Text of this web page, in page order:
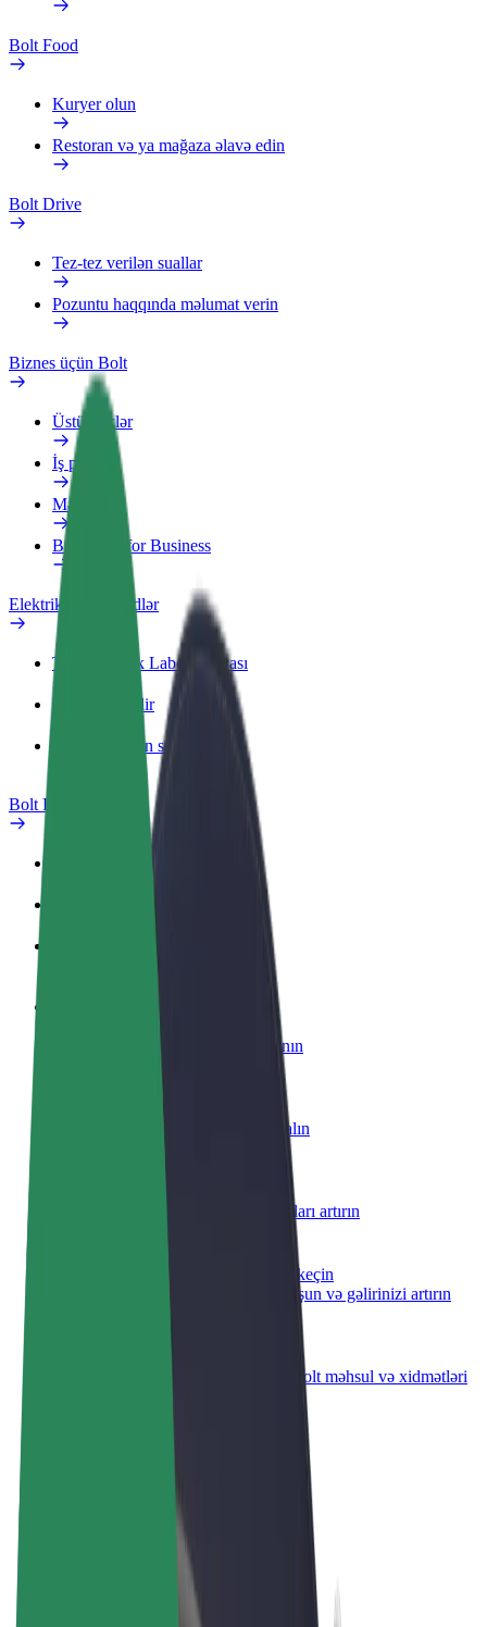
Bolt Food
Kuryer olun
Restoran və ya mağaza əlavə edin
Bolt Drive
Tez-tez verilən suallar
Pozuntu haqqında məlumat verin
Biznes üçün Bolt
Üstünlüklər
İş profili
Məhsullar
Bolt Food for Business
Elektrikli velosipedlər
Təhlükəsizlik Laboratoriyası
Problemi bildir
Tez-tez verilən suallar
Bolt Plus
Öz şərtlərinizə uyğun olaraq qazanın
Yemək çatdırın və həftəlik ödəniş alın
Daha çox müştəri cəlb edin və satışları artırın
Avtopark sahibi kimi qeydiyyatdan keçin
Avtoparkınızı Bolt platformasına qoşun və gəlirinizi artırın
Biznesiniz üçün miqyaslandırılmış Bolt məhsul və xidmətləri